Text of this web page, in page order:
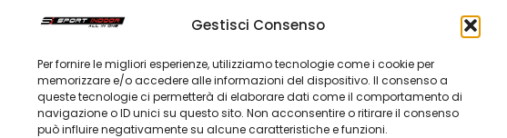
Gestisci Consenso
Per fornire le migliori esperienze, utilizziamo tecnologie come i cookie per
memorizzare e/o accedere alle informazioni del dispositivo. Il consenso a
queste tecnologie ci permetterà di elaborare dati come il comportamento di
navigazione o ID unici su questo sito. Non acconsentire o ritirare il consenso
può influire negativamente su alcune caratteristiche e funzioni.